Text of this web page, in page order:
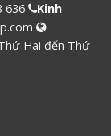
636
Kinh
Hai đến Thứ